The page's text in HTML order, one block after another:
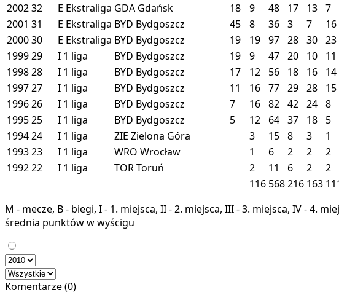
200232 E Ekstraliga GDA Gdańsk 18 9 48 17 13 7
2001 31 E Ekstraliga BYD Bydgoszcz 45 8 36 3 7 16
200030 E Ekstraliga BYD Bydgoszcz 19 19 97 28 30 23
199929 I 1 liga BYD Bydgoszcz 19 9 47 20 10 11
199828 I 1 liga BYD Bydgoszcz 17 12 56 18 16 14
199727 I 1 liga BYD Bydgoszcz 11 16 77 29 28 15
199626 I 1 liga BYD Bydgoszcz 7 16 82 42 24 8
199525 I 1 liga BYD Bydgoszcz 5 12 64 37 18 5
199424 I 1 liga ZIE Zielona Góra 3 15 8 3 1
199323 I 1 liga WRO Wrocław 1 6 2 2 2
199222 I 1 liga TORToruń 2 11 6 2 2
116 568216 163
M - mecze, B - biegi, I - 1. miejsca, II - 2. miejsca, III - 3. miejsca, IV - 4.
średnia punktów w wyścigu
Komentarze (0)